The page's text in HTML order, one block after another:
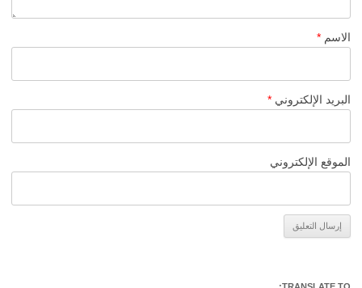
الاسم *
البريد الإلكتروني *
الموقع الإلكتروني